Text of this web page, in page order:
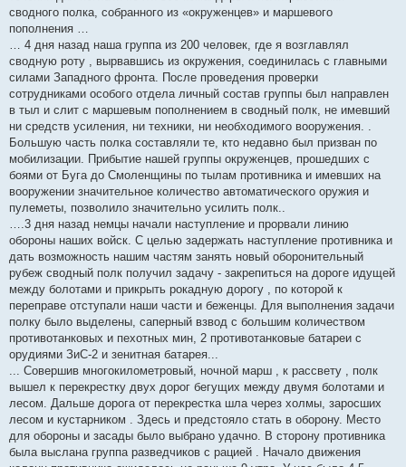
сводного полка, собранного из «окруженцев» и маршевого
пополнения …
… 4 дня назад наша группа из 200 человек, где я возглавлял
сводную роту , вырвавшись из окружения, соединилась с главными
силами Западного фронта. После проведения проверки
сотрудниками особого отдела личный состав группы был направлен
в тыл и слит с маршевым пополнением в сводный полк, не имевший
ни средств усиления, ни техники, ни необходимого вооружения. .
Большую часть полка составляли те, кто недавно был призван по
мобилизации. Прибытие нашей группы окруженцев, прошедших с
боями от Буга до Смоленщины по тылам противника и имевших на
вооружении значительное количество автоматического оружия и
пулеметы, позволило значительно усилить полк..
….3 дня назад немцы начали наступление и прорвали линию
обороны наших войск. С целью задержать наступление противника и
дать возможность нашим частям занять новый оборонительный
рубеж сводный полк получил задачу - закрепиться на дороге идущей
между болотами и прикрыть рокадную дорогу , по которой к
переправе отступали наши части и беженцы. Для выполнения задачи
полку было выделены, саперный взвод с большим количеством
противотанковых и пехотных мин, 2 противотанковые батареи с
орудиями ЗиС-2 и зенитная батарея...
... Совершив многокилометровый, ночной марш , к рассвету , полк
вышел к перекрестку двух дорог бегущих между двумя болотами и
лесом. Дальше дорога от перекрестка шла через холмы, заросших
лесом и кустарником . Здесь и предстояло стать в оборону. Место
для обороны и засады было выбрано удачно. В сторону противника
была выслана группа разведчиков с рацией . Начало движения